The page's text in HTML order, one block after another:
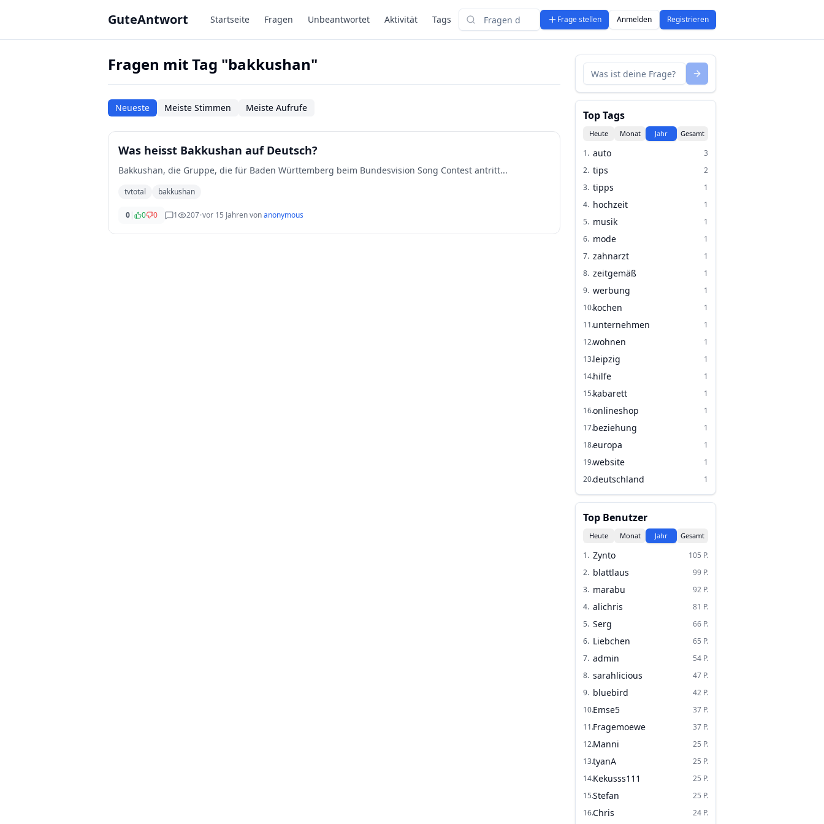
GuteAntwort Startseite Fragen Unbeantwortet Aktivität Tags
Suchen
Frage stellen Anmelden Registrieren
Fragen mit Tag "bakkushan"
Neueste Meiste Stimmen Meiste Aufrufe
Was heisst Bakkushan auf Deutsch?
Bakkushan, die Gruppe, die für Baden Württemberg beim Bundesvision Song Contest antritt...
tvtotal bakkushan
0| 0 0 1 207•vor 15 Jahrenvonanonymous
Top Tags
Heute Monat Jahr Gesamt
1. auto
3
2. tips
2
3. tipps
1
4. hochzeit
1
5. musik
1
6. mode
1
7. zahnarzt
1
8. zeitgemäß
1
9. werbung
1
10.kochen
1
11.unternehmen
1
12.wohnen
1
13.leipzig
1
14.hilfe
1
15.kabarett
1
16.onlineshop
1
17.beziehung
1
18.europa
1
19.website
1
20.deutschland 1
Top Benutzer
Heute Monat Jahr Gesamt
1. Zynto 105 P.
2. blattlaus 99 P.
3. marabu 92 P.
4. alichris 81 P.
5. Serg 66 P.
6. Liebchen 65 P.
7. admin 54 P.
8. sarahlicious 47 P.
9. bluebird 42 P.
10.Emse5 37 P.
11.Fragemoewe 37 P.
12.Manni 25 P.
13.tyanA 25 P.
14.Kekusss111 25 P.
15.Stefan 25 P.
16.Chris 24 P.